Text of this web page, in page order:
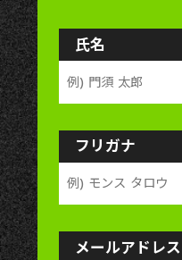
氏名
フリガナ
メールアドレス